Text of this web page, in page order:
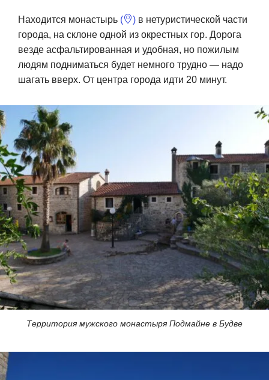
Находится монастырь ( ) в нетуристической части
города, на склоне одной из окрестных гор. Дорога
везде асфальтированная и удобная, но пожилым
людям подниматься будет немного трудно — надо
шагать вверх. От центра города идти 20 минут.
Территория мужского монастыря Подмайне в Будве